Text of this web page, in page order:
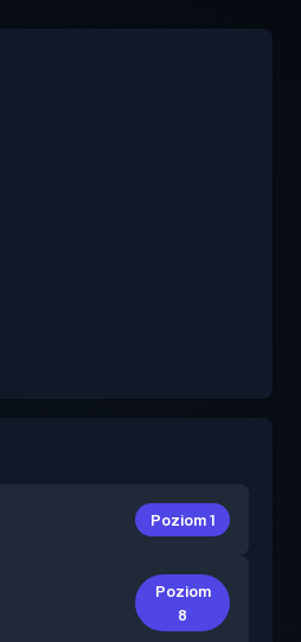
Poziom 1
Poziom
8